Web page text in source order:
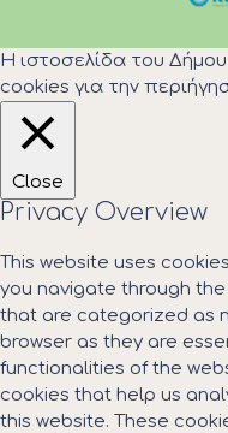
Η ιστοσελίδα του
cookies για την
Close
Privacy Overview
This website uses
you navigate through
that are categorized as
browser as they are
functionalities of the
cookies that help us
this website. These